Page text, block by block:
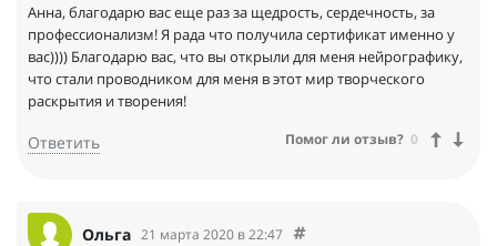
Анна, благодарю вас еще раз за щедрость, сердечность, за
профессионализм! Я рада что получила сертификат именно у
вас)))) Благодарю вас, что вы открыли для меня нейрографику,
что стали проводником для меня в этот мир творческого
раскрытия и творения!
Ответить Помог ли отзыв? 0
Ольга 21 марта 2020 в 22:47